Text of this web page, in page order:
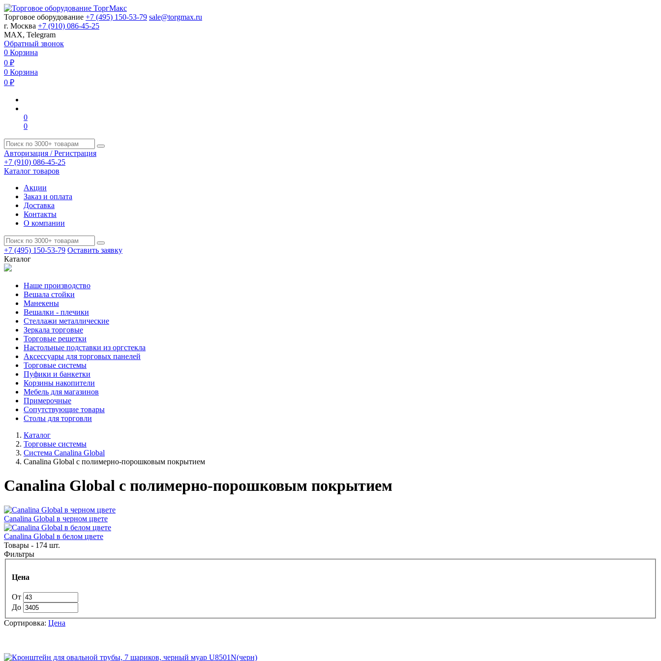
Торговое оборудование +7 (495) 150-53-79 sale@torgmax.ru
г. Москва +7 (910) 086-45-25
MAX, Telegram
Обратный звонок
0 Корзина
0 ₽
0 Корзина
0 ₽
0
0
Авторизация / Регистрация
+7 (910) 086-45-25
Каталог товаров
Акции
Заказ и оплата
Доставка
Контакты
О компании
+7 (495) 150-53-79 Оставить заявку
Каталог
Наше производство
Вешала стойки
Манекены
Вешалки - плечики
Стеллажи металлические
Зеркала торговые
Торговые решетки
Настольные подставки из оргстекла
Аксессуары для торговых панелей
Торговые системы
Пуфики и банкетки
Корзины накопители
Мебель для магазинов
Примерочные
Сопутствующие товары
Столы для торговли
Каталог
Торговые системы
Система Canalina Global
Canalina Global с полимерно-порошковым покрытием
Canalina Global с полимерно-порошковым покрытием
Canalina Global в черном цвете
Canalina Global в белом цвете
Товары - 174 шт.
Фильтры
Цена
От
До
Сортировка: Цена